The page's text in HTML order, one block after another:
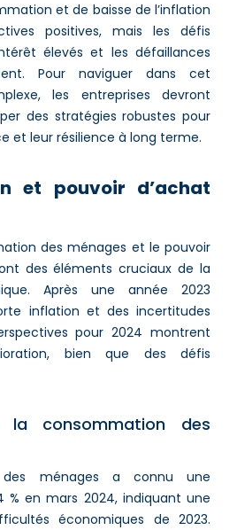
et de baisse de l’inflation
positives, mais les défis
élevés et les défaillances
Pour naviguer dans cet
les entreprises devront
des stratégies robustes pour
et leur résilience à long terme.
et pouvoir d’achat
des ménages et le pouvoir
des éléments cruciaux de la
Après une année 2023
inflation et des incertitudes
pour 2024 montrent
bien que des défis
la consommation des
des ménages a connu une
en mars 2024, indiquant une
économiques de 2023.